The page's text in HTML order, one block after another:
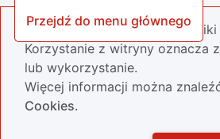
Przejdź do menu głównego
Nasza strona wykorzystuje
Korzystanie z witryny oznacza
lub wykorzystanie.
Więcej informacji można
Cookies.